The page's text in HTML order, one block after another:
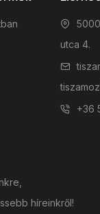
utca 4.
+36
híreinkről!